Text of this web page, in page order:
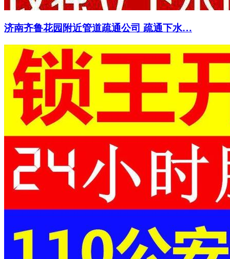
济南齐鲁花园附近管道疏通公司 疏通下水…